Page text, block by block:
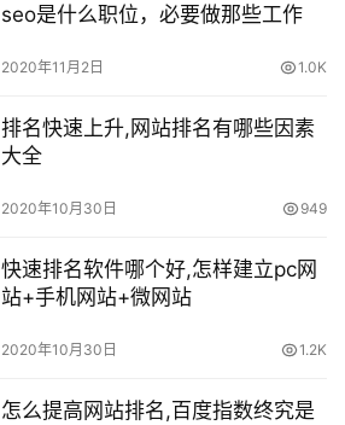
seo是什么职位，必要做那些工作
2020年11月2日 1.0K
排名快速上升,网站排名有哪些因素
大全
2020年10月30日 949
快速排名软件哪个好,怎样建立pc网
站+手机网站+微网站
2020年10月30日 1.2K
怎么提高网站排名,百度指数终究是